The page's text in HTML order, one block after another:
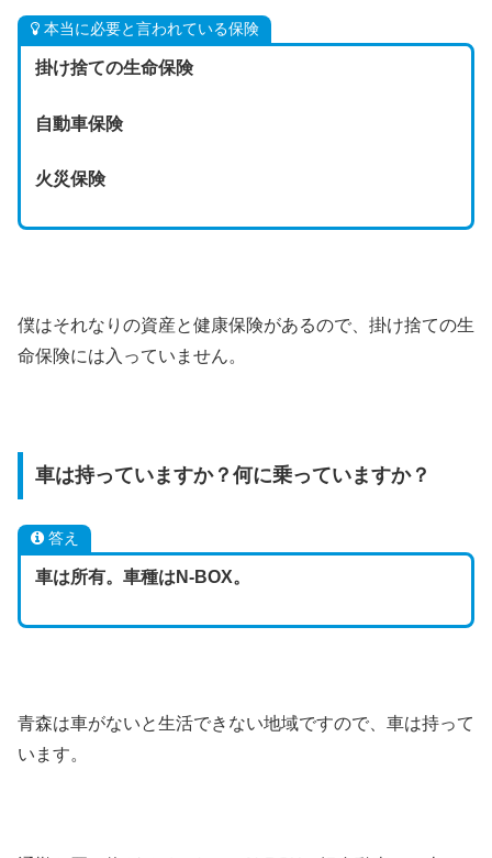
本当に必要と言われている保険
掛け捨ての生命保険
自動車保険
火災保険
僕はそれなりの資産と健康保険があるので、掛け捨ての生
命保険には入っていません。
車は持っていますか？何に乗っていますか？
答え
車は所有。車種はN-BOX。
青森は車がないと生活できない地域ですので、車は持って
います。